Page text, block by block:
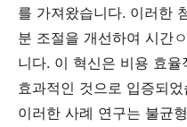
를 가져왔습니다. 이러한
분 조절을 개선하여 시간
니다. 이 혁신은 비용 효
효과적인 것으로 입증되었
이러한 사례 연구는 불균